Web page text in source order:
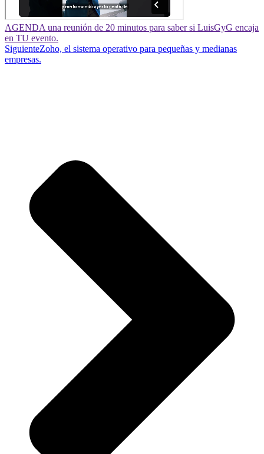
AGENDA una reunión de 20 minutos para saber si LuisGyG encaja
en TU evento.
SiguienteZoho, el sistema operativo para pequeñas y medianas
empresas.